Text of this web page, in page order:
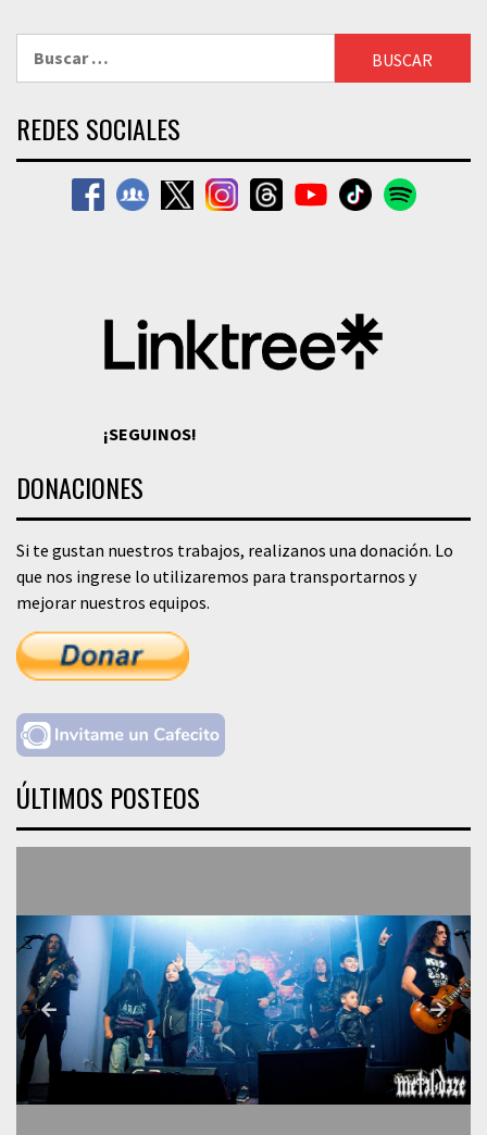
REDES SOCIALES
¡SEGUINOS!
DONACIONES
Si te gustan nuestros trabajos, realizanos una donación. Lo
que nos ingrese lo utilizaremos para transportarnos y
mejorar nuestros equipos.
ÚLTIMOS POSTEOS